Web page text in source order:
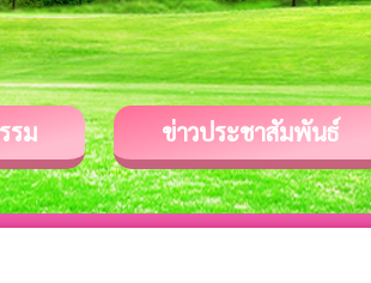
รม ข่าวประชาสัมพันธ์